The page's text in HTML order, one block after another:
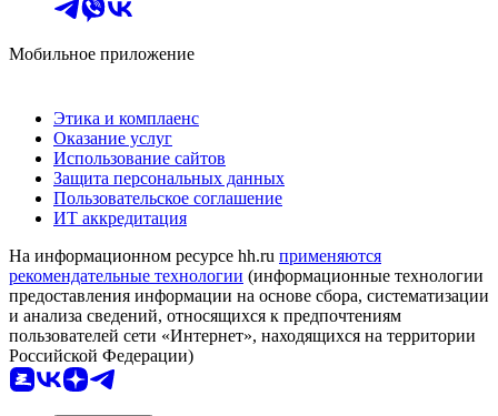
Мобильное приложение
Этика и комплаенс
Оказание услуг
Использование сайтов
Защита персональных данных
Пользовательское соглашение
ИТ аккредитация
На информационном ресурсе hh.ru применяются
рекомендательные технологии (информационные технологии
предоставления информации на основе сбора, систематизации
и анализа сведений, относящихся к предпочтениям
пользователей сети «Интернет», находящихся на территории
Российской Федерации)